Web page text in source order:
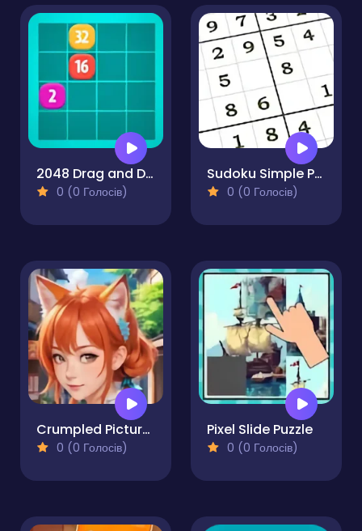
2048 Drag and Drop
0 (0 Голосів)
Sudoku Simple Puzzle
0 (0 Голосів)
Crumpled Pictures
0 (0 Голосів)
Pixel Slide Puzzle
0 (0 Голосів)